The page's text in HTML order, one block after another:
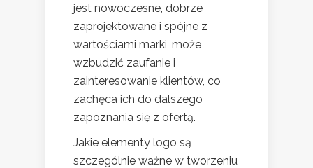
jest nowoczesne, dobrze
zaprojektowane i spójne z
wartościami marki, może
wzbudzić zaufanie i
zainteresowanie klientów, co
zachęca ich do dalszego
zapoznania się z ofertą.
Jakie elementy logo są
szczególnie ważne w tworzeniu